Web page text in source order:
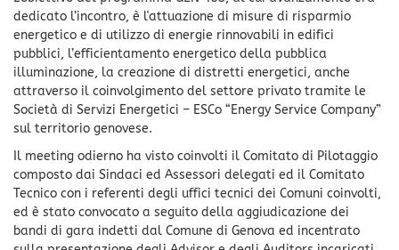
dedicato l’incontro, è l'attuazione di misure di risparmio
energetico e di utilizzo di energie rinnovabili in edifici
pubblici, l’efficientamento energetico della pubblica
illuminazione, la creazione di distretti energetici, anche
attraverso il coinvolgimento del settore privato tramite le
Società di Servizi Energetici – ESCo “Energy Service Company”
sul territorio genovese.
Il meeting odierno ha visto coinvolti il Comitato di Pilotaggio
composto dai Sindaci ed Assessori delegati ed il Comitato
Tecnico con i referenti degli uffici tecnici dei Comuni coinvolti,
ed è stato convocato a seguito della aggiudicazione dei
bandi di gara indetti dal Comune di Genova ed incentrato